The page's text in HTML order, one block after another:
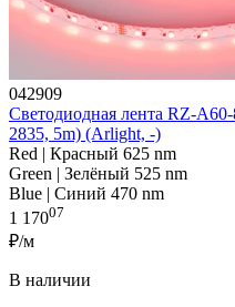
042909
Светодиодная лента RZ-
2835, 5m) (Arlight, -)
Red | Красный 625 nm
Green | Зелёный 525 nm
Blue | Синий 470 nm
1 17007
₽/м
В наличии